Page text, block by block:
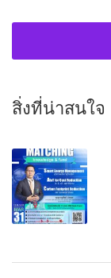
สิ่งที่น่าสนใจ